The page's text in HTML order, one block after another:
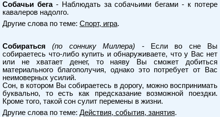
Собачьи бега - Наблюдать за собачьими бегами - к потере
кавалеров надолго.
Другие слова по теме: Спорт, игра.
Собираться (по соннику Миллера) - Если во сне Вы
собираетесь что-либо купить и обнаруживаете, что у Вас нет
или не хватает денег, то наяву Вы сможет добиться
материального благополучия, однако это потребует от Вас
неимоверных усилий.
Сон, в котором Вы собираетесь в дорогу, можно воспринимать
буквально, то есть как предсказание возможной поездки.
Кроме того, такой сон сулит перемены в жизни.
Другие слова по теме: Действия, события, занятия.